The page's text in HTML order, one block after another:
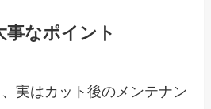
事なポイント
実はカット後のメンテナン